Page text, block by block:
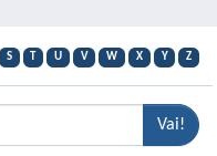
S T U V W X Y Z